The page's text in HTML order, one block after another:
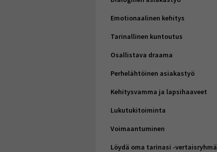
Emotionaalinen kehitys
Tarinallinen kuntoutus
Osallistava draama
Perhelähtöinen asiakastyö
Kehitysvamma ja lapsihaaveet
Lukutukitoiminta
Voimaantuminen
Löydä oma tarinasi -vertaisryhmä